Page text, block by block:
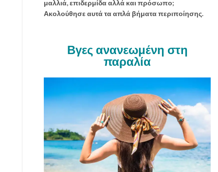
ή
;
ώ
α
υ
λ
ι
κ
μαλλιά, επιδερμίδα αλλά και πρόσωπο;
Ακολούθησε αυτά τα απλά βήματα περιποίησης.
Βγες ανανεωμένη στη
παραλία